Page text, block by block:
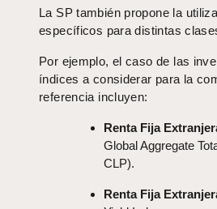
La SP también propone la
específicos para distintas
Por ejemplo, el caso de las
índices a considerar para la
referencia incluyen:
Renta Fija
Global Aggregate
CLP).
Renta Fija